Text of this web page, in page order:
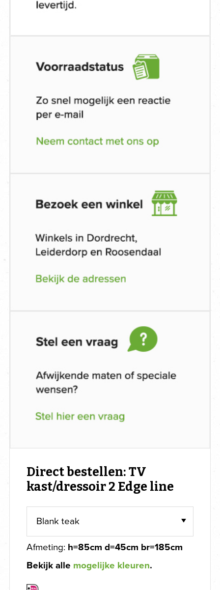
Direct bestellen: TV
kast/dressoir 2 Edge line
Afmeting: h=85cm d=45cm br=185cm
Bekijk alle mogelijke kleuren.